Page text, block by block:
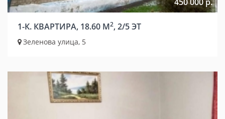
1-К. КВАРТИРА, 18.60 М2, 2/5 ЭТ
Зеленова улица, 5